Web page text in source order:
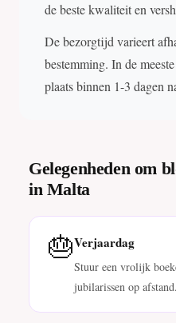
de beste kwaliteit en
De bezorgtijd varieert
bestemming. In de
plaats binnen 1-3 dagen
Gelegenheden om
in Malta
🎂Verjaardag
Stuur een vrolijk
jubilarissen op afstand.